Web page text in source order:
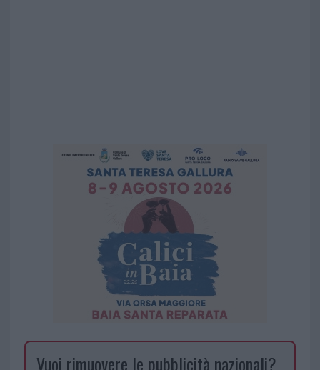
Vuoi rimuovere le pubblicità nazionali?